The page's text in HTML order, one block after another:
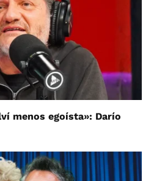
menos egoísta»: Darío